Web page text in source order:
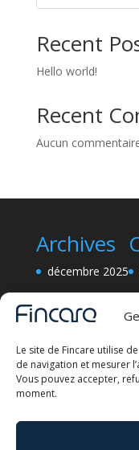
Le site de Fincare utilise
de navigation et mesurer
Vous pouvez accepter,
moment.
Recent
Hello world!
Recent
Aucun
Archives
décembre 2025